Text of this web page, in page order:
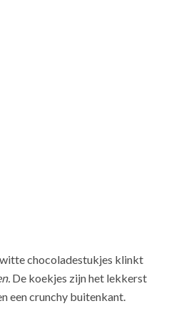
chocoladestukjes klinkt
De koekjes zijn het lekkerst
een crunchy buitenkant.